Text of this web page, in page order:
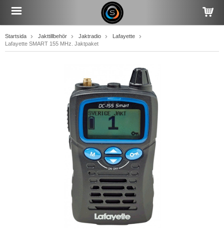
Startsida Jakttillbehör Jaktradio
Lafayette
Lafayette SMART 155 MHz. Jaktpaket